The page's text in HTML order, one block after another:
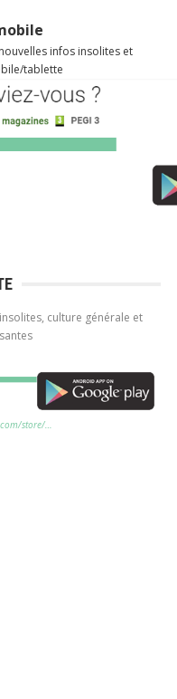
infos insolites et
tablette
culture générale et
store/…